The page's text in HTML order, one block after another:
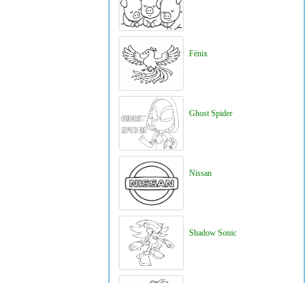
Fénix
Ghost Spider
Nissan
Shadow Sonic